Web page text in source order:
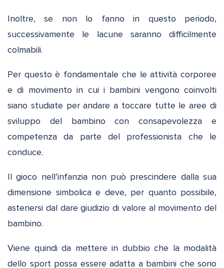
Inoltre, se non lo fanno in questo periodo,
successivamente le lacune saranno difficilmente
colmabili.
Per questo è fondamentale che le attività corporee
e di movimento in cui i bambini vengono coinvolti
siano studiate per andare a toccare tutte le aree di
sviluppo del bambino con consapevolezza e
competenza da parte del professionista che le
conduce.
Il gioco nell’infanzia non può prescindere dalla sua
dimensione simbolica e deve, per quanto possibile,
astenersi dal dare giudizio di valore al movimento del
bambino.
Viene quindi da mettere in dubbio che la modalità
dello sport possa essere adatta a bambini che sono